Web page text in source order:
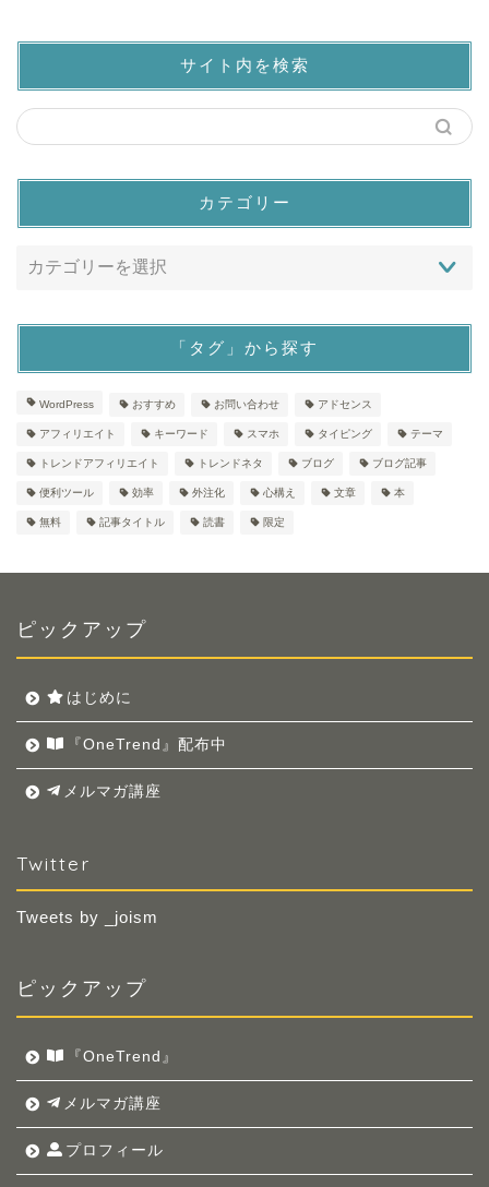
サイト内を検索
カテゴリー
「タグ」から探す
WordPress おすすめ お問い合わせ アドセンス
アフィリエイト キーワード スマホ タイピング テーマ
トレンドアフィリエイト トレンドネタ ブログ ブログ記事
便利ツール 効率 外注化 心構え 文章 本
無料 記事タイトル 読書 限定
ピックアップ
はじめに
『OneTrend』配布中
メルマガ講座
Twitter
Tweets by _joism
ピックアップ
『OneTrend』
メルマガ講座
プロフィール